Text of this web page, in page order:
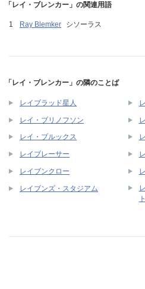
「レイ・ブレンカー」の関連用語
Ray Blemker シソーラス
「レイ・ブレンカー」の隣のことば
レイブラッド星人
レイ・ブリノフソン
レイ・ブルックス
レイブレーサー
レイブンクロー
レイブンズ・スタジアム